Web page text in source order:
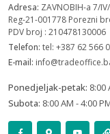
Adresa: ZAVNOBIH-a 7/
Reg-21-001778 Porezni
PDV broj : 210478130006
Telefon: tel: +387 62 566
E-mail:
Ponedjeljak-petak: 8:00
Subota: 8:00 AM - 4:00